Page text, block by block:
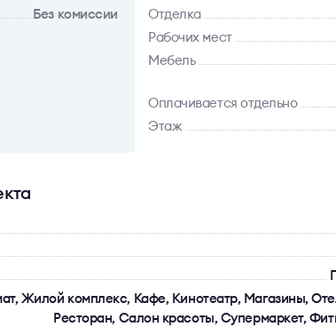
Без комиссии
Отделка
Рабочих мест
Мебель
Оплачивается отдельно
Этаж
Жилой комплекс, Кафе, Кинотеатр, Магазины,
Ресторан, Салон красоты, Супермаркет,